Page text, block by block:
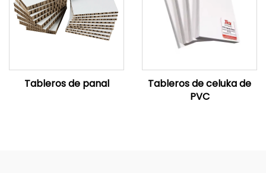
Tableros de panal
Tableros de celuka de
PVC